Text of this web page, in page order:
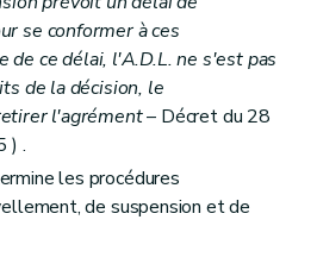
se conformer à ces
de ce délai, l'A.D.L. ne s'est pas
de la décision, le
l'agrément– Décret du 28
) .
les procédures
de suspension et de